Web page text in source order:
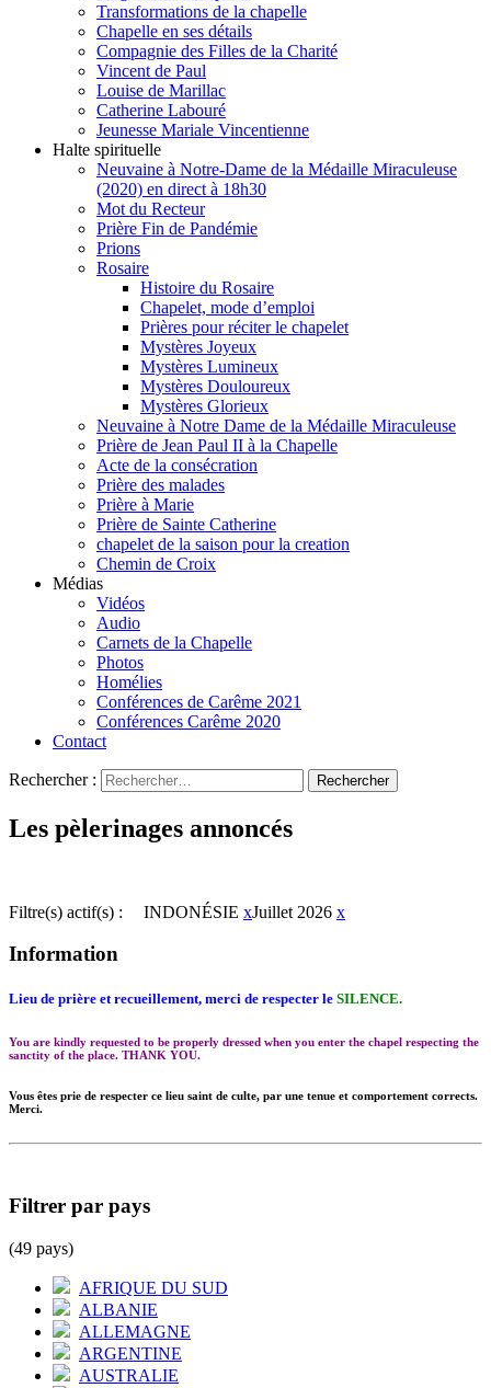
Transformations de la chapelle
Chapelle en ses détails
Compagnie des Filles de la Charité
Vincent de Paul
Louise de Marillac
Catherine Labouré
Jeunesse Mariale Vincentienne
Halte spirituelle
Neuvaine à Notre-Dame de la Médaille Miraculeuse
(2020) en direct à 18h30
Mot du Recteur
Prière Fin de Pandémie
Prions
Rosaire
Histoire du Rosaire
Chapelet, mode d’emploi
Prières pour réciter le chapelet
Mystères Joyeux
Mystères Lumineux
Mystères Douloureux
Mystères Glorieux
Neuvaine à Notre Dame de la Médaille Miraculeuse
Prière de Jean Paul II à la Chapelle
Acte de la consécration
Prière des malades
Prière à Marie
Prière de Sainte Catherine
chapelet de la saison pour la creation
Chemin de Croix
Médias
Vidéos
Audio
Carnets de la Chapelle
Photos
Homélies
Conférences de Carême 2021
Conférences Carême 2020
Contact
Rechercher :
Les pèlerinages annoncés
Filtre(s) actif(s) : INDONÉSIE xJuillet 2026 x
Information
Lieu de prière et recueillement, merci de respecter le SILENCE.
You are kindly requested to be properly dressed when you enter the chapel respecting the
sanctity of the place. THANK YOU.
Vous êtes prie de respecter ce lieu saint de culte, par une tenue et comportement corrects.
Merci.
Filtrer par pays
(49 pays)
AFRIQUE DU SUD
ALBANIE
ALLEMAGNE
ARGENTINE
AUSTRALIE